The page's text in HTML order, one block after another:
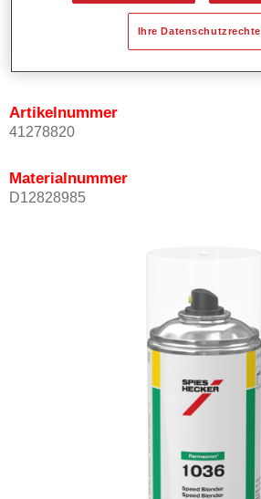
Artikelnummer
41278820
Materialnummer
D12828985
Ihre Datenschutzrechte